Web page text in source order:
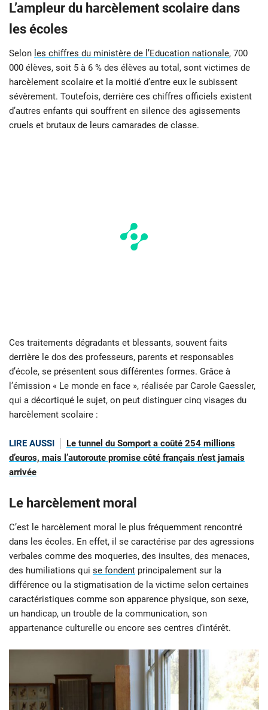
L’ampleur du harcèlement scolaire dans
les écoles
Selon les chiffres du ministère de l’Education nationale, 700
000 élèves, soit 5 à 6 % des élèves au total, sont victimes de
harcèlement scolaire et la moitié d’entre eux le subissent
sévèrement. Toutefois, derrière ces chiffres officiels existent
d’autres enfants qui souffrent en silence des agissements
cruels et brutaux de leurs camarades de classe.
Ces traitements dégradants et blessants, souvent faits
derrière le dos des professeurs, parents et responsables
d’école, se présentent sous différentes formes. Grâce à
l’émission « Le monde en face », réalisée par Carole Gaessler,
qui a décortiqué le sujet, on peut distinguer cinq visages du
harcèlement scolaire :
LIRE AUSSI
Le tunnel du Somport a coûté 254 millions
d’euros, mais l’autoroute promise côté français n’est jamais
arrivée
Le harcèlement moral
C’est le harcèlement moral le plus fréquemment rencontré
dans les écoles. En effet, il se caractérise par des agressions
verbales comme des moqueries, des insultes, des menaces,
des humiliations qui se fondent principalement sur la
différence ou la stigmatisation de la victime selon certaines
caractéristiques comme son apparence physique, son sexe,
un handicap, un trouble de la communication, son
appartenance culturelle ou encore ses centres d’intérêt.